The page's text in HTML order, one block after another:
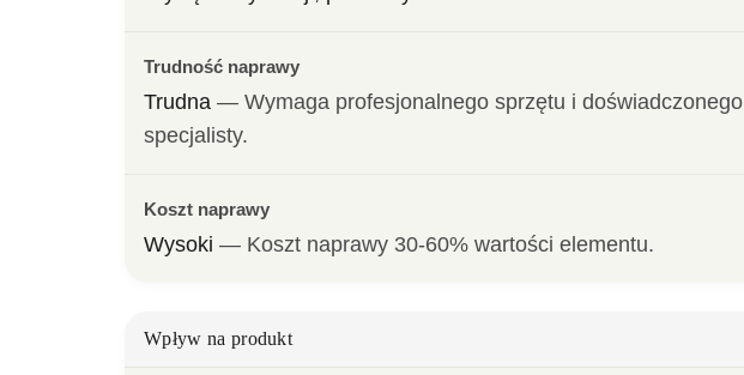
Trudność naprawy
Trudna — Wymaga profesjonalnego sprzętu i doświadczonego
specjalisty.
Koszt naprawy
Wysoki — Koszt naprawy 30-60% wartości elementu.
Wpływ na produkt